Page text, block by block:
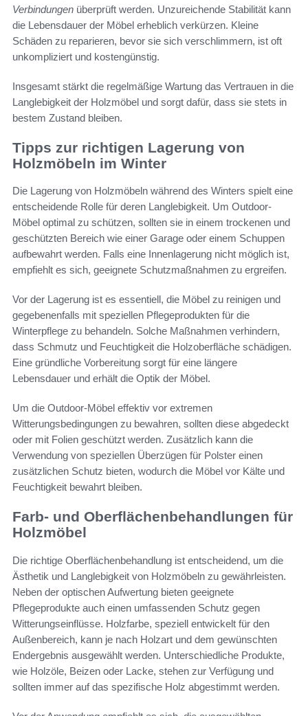
Verbindungen überprüft werden. Unzureichende Stabilität kann
die Lebensdauer der Möbel erheblich verkürzen. Kleine
Schäden zu reparieren, bevor sie sich verschlimmern, ist oft
unkompliziert und kostengünstig.
Insgesamt stärkt die regelmäßige Wartung das Vertrauen in die
Langlebigkeit der Holzmöbel und sorgt dafür, dass sie stets in
bestem Zustand bleiben.
Tipps zur richtigen Lagerung von
Holzmöbeln im Winter
Die Lagerung von Holzmöbeln während des Winters spielt eine
entscheidende Rolle für deren Langlebigkeit. Um Outdoor-
Möbel optimal zu schützen, sollten sie in einem trockenen und
geschützten Bereich wie einer Garage oder einem Schuppen
aufbewahrt werden. Falls eine Innenlagerung nicht möglich ist,
empfiehlt es sich, geeignete Schutzmaßnahmen zu ergreifen.
Vor der Lagerung ist es essentiell, die Möbel zu reinigen und
gegebenenfalls mit speziellen Pflegeprodukten für die
Winterpflege zu behandeln. Solche Maßnahmen verhindern,
dass Schmutz und Feuchtigkeit die Holzoberfläche schädigen.
Eine gründliche Vorbereitung sorgt für eine längere
Lebensdauer und erhält die Optik der Möbel.
Um die Outdoor-Möbel effektiv vor extremen
Witterungsbedingungen zu bewahren, sollten diese abgedeckt
oder mit Folien geschützt werden. Zusätzlich kann die
Verwendung von speziellen Überzügen für Polster einen
zusätzlichen Schutz bieten, wodurch die Möbel vor Kälte und
Feuchtigkeit bewahrt bleiben.
Farb- und Oberflächenbehandlungen für
Holzmöbel
Die richtige Oberflächenbehandlung ist entscheidend, um die
Ästhetik und Langlebigkeit von Holzmöbeln zu gewährleisten.
Neben der optischen Aufwertung bieten geeignete
Pflegeprodukte auch einen umfassenden Schutz gegen
Witterungseinflüsse. Holzfarbe, speziell entwickelt für den
Außenbereich, kann je nach Holzart und dem gewünschten
Endergebnis ausgewählt werden. Unterschiedliche Produkte,
wie Holzöle, Beizen oder Lacke, stehen zur Verfügung und
sollten immer auf das spezifische Holz abgestimmt werden.